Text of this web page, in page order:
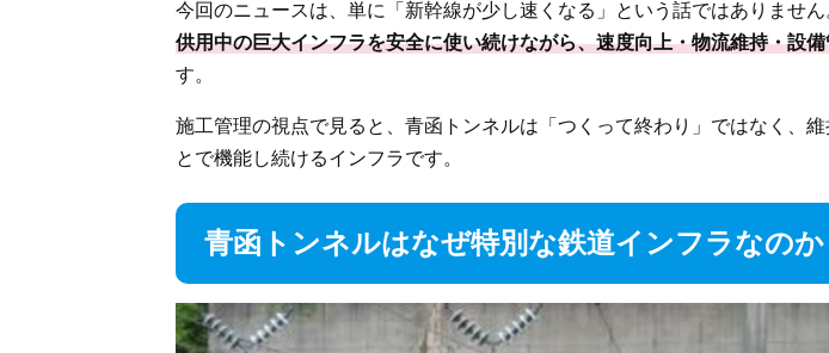
今回のニュースは、単に「新幹線が少し速くなる」という話ではありません
供用中の巨大インフラを安全に使い続けながら、速度向上・物流維持・設
す。
施工管理の視点で見ると、青函トンネルは「つくって終わり」ではなく、
とで機能し続けるインフラです。
青函トンネルはなぜ特別な鉄道インフラなのか